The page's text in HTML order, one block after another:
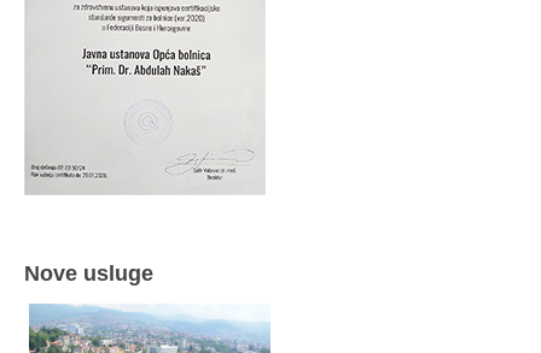
Nove usluge